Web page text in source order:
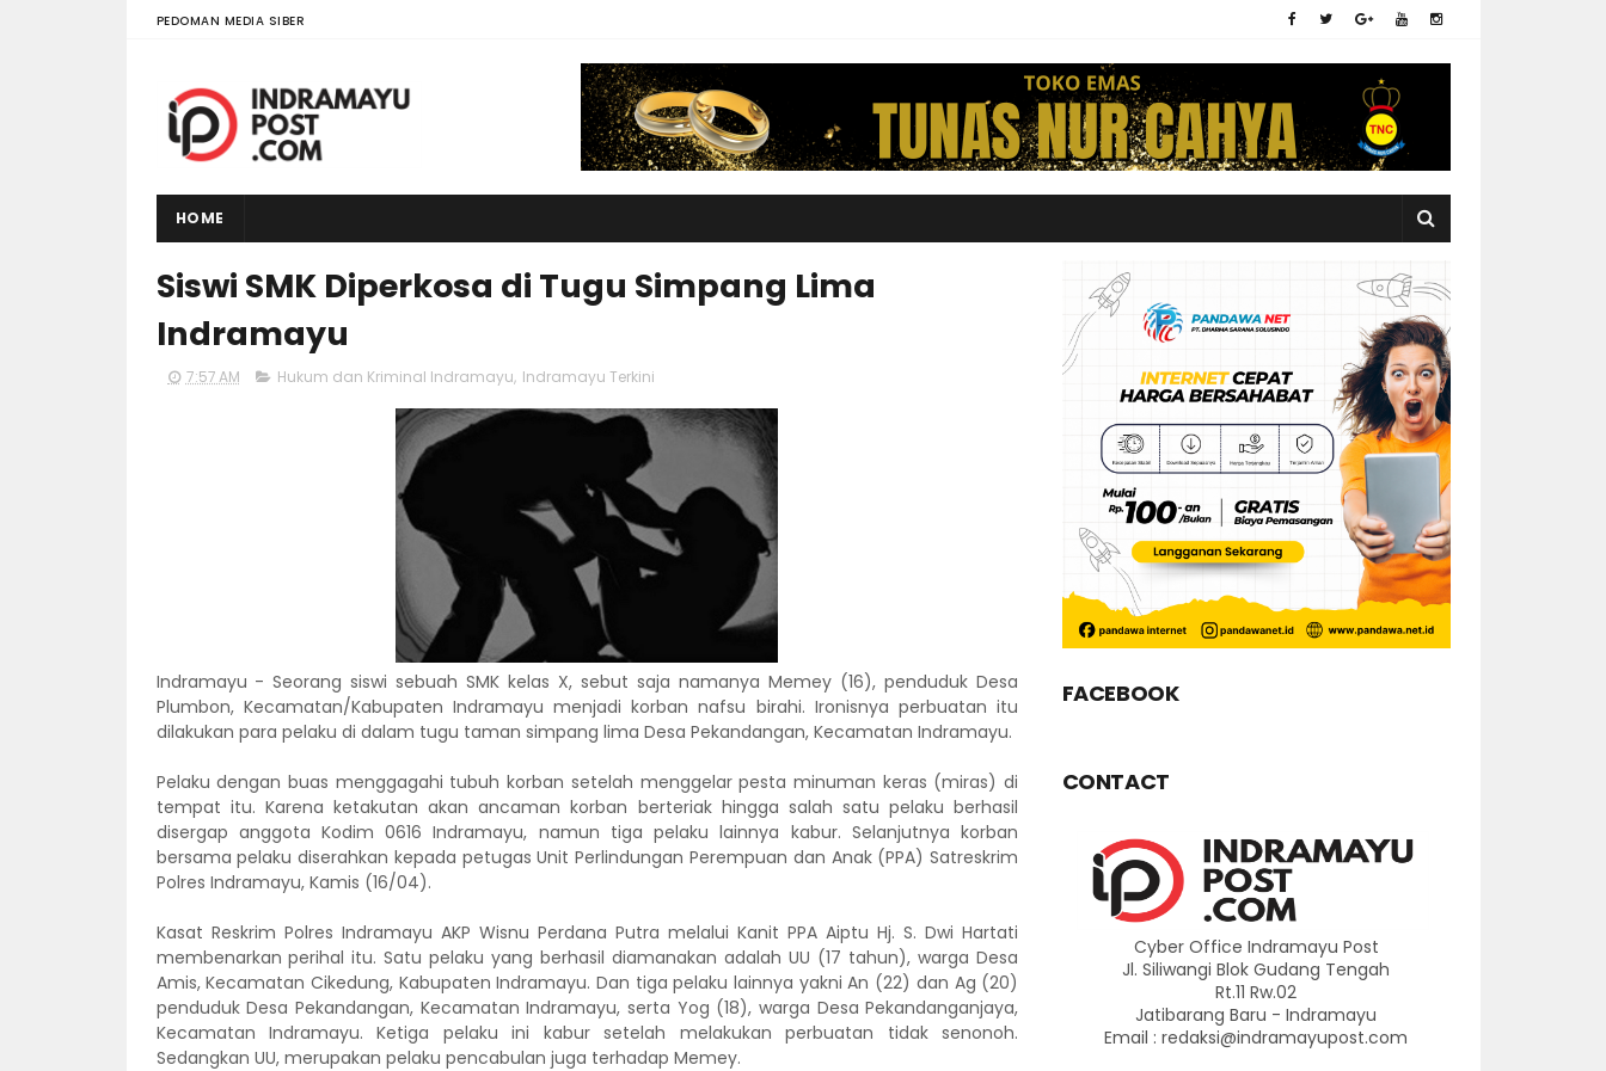
PEDOMAN MEDIA SIBER
HOME
Siswi SMK Diperkosa di Tugu Simpang Lima
Indramayu
7:57 AM Hukum dan Kriminal Indramayu, Indramayu Terkini
Indramayu - Seorang siswi sebuah SMK kelas X, sebut saja namanya Memey (16), penduduk Desa
Plumbon, Kecamatan/Kabupaten Indramayu menjadi korban nafsu birahi. Ironisnya perbuatan itu
dilakukan para pelaku di dalam tugu taman simpang lima Desa Pekandangan, Kecamatan Indramayu.
Pelaku dengan buas menggagahi tubuh korban setelah menggelar pesta minuman keras (miras) di
tempat itu. Karena ketakutan akan ancaman korban berteriak hingga salah satu pelaku berhasil
disergap anggota Kodim 0616 Indramayu, namun tiga pelaku lainnya kabur. Selanjutnya korban
bersama pelaku diserahkan kepada petugas Unit Perlindungan Perempuan dan Anak (PPA) Satreskrim
Polres Indramayu, Kamis (16/04).
Kasat Reskrim Polres Indramayu AKP Wisnu Perdana Putra melalui Kanit PPA Aiptu Hj. S. Dwi Hartati
membenarkan perihal itu. Satu pelaku yang berhasil diamanakan adalah UU (17 tahun), warga Desa
Amis, Kecamatan Cikedung, Kabupaten Indramayu. Dan tiga pelaku lainnya yakni An (22) dan Ag (20)
penduduk Desa Pekandangan, Kecamatan Indramayu, serta Yog (18), warga Desa Pekandanganjaya,
Kecamatan Indramayu. Ketiga pelaku ini kabur setelah melakukan perbuatan tidak senonoh.
Sedangkan UU, merupakan pelaku pencabulan juga terhadap Memey.
FACEBOOK
CONTACT
Cyber Office Indramayu Post
Jl. Siliwangi Blok Gudang Tengah
Rt.11 Rw.02
Jatibarang Baru - Indramayu
Email : redaksi@indramayupost.com